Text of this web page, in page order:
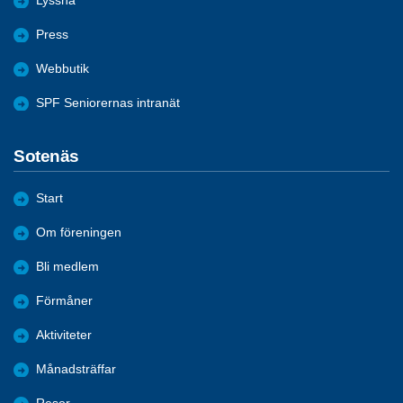
Press
Webbutik
SPF Seniorernas intranät
Sotenäs
Start
Om föreningen
Bli medlem
Förmåner
Aktiviteter
Månadsträffar